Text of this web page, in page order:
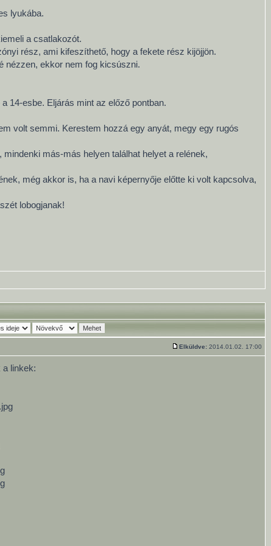
lyukába.
a csatlakozót.
rész, ami kifeszíthető, hogy a fekete rész kijöjjön.
nézzen, ekkor nem fog kicsúszni.
14-esbe. Eljárás mint az előző pontban.
volt semmi. Kerestem hozzá egy anyát, megy egy rugós
más-más helyen találhat helyet a relének,
még akkor is, ha a navi képernyője előtte ki volt kapcsolva,
lobogjanak!
Elküldve: 2014.01.02. 17:00
a linkek: